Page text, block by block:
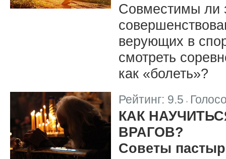
Совместимы ли
верующих в
смотреть
как «болеть»?
Рейтинг: 9.5 |
КАК
ВРАГОВ?
Советы